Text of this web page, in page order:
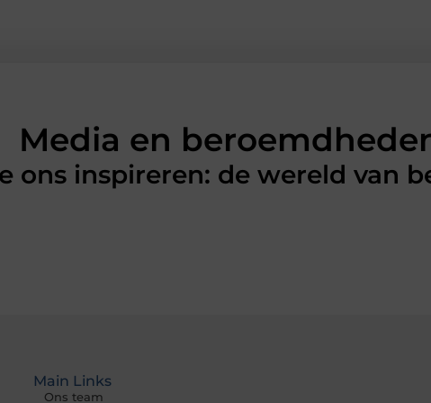
Media en
ons inspireren: de wereld van
Main Links
Ons team